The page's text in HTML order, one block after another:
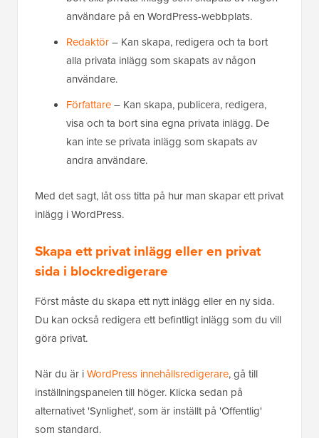
användare på en WordPress-webbplats.
Redaktör– Kan skapa, redigera och ta bort
alla privata inlägg som skapats av någon
användare.
Författare– Kan skapa, publicera, redigera,
visa och ta bort sina egna privata inlägg. De
kan inte se privata inlägg som skapats av
andra användare.
Med det sagt, låt oss titta på hur man skapar ett privat
inlägg i WordPress.
Skapa ett privat inlägg eller en privat
sida i blockredigerare
Först måste du skapa ett nytt inlägg eller en ny sida.
Du kan också redigera ett befintligt inlägg som du vill
göra privat.
När du är iWordPress innehållsredigerare, gå till
inställningspanelen till höger. Klicka sedan på
alternativet 'Synlighet', som är inställt på 'Offentlig'
som standard.